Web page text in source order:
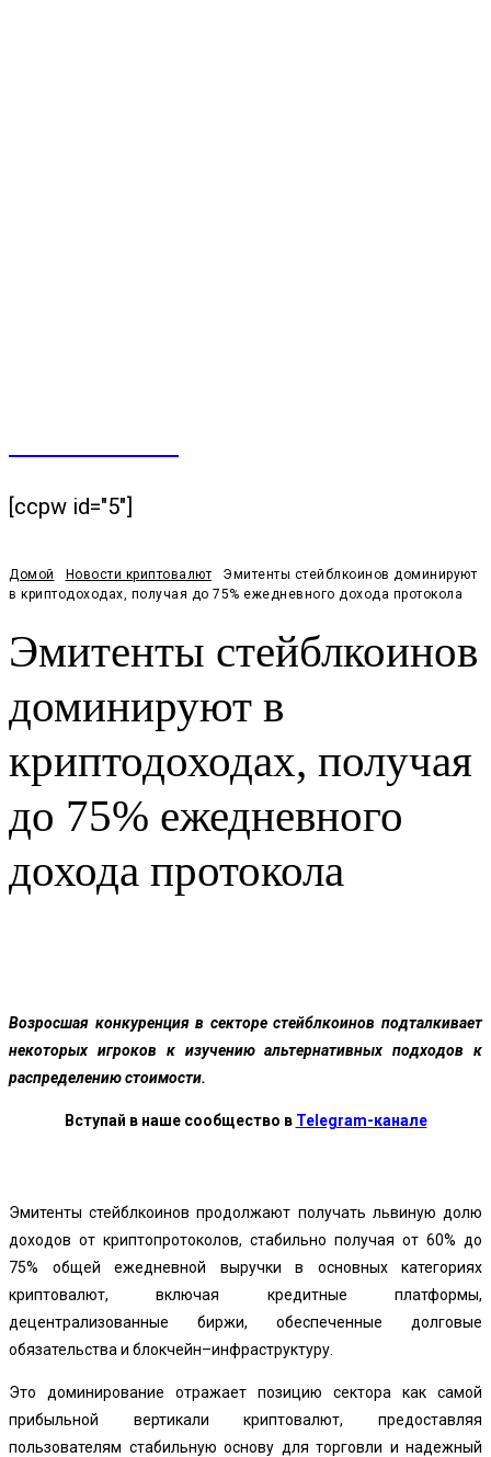
[ccpw id="5"]
Домой Новости криптовалют
Эмитенты стейблкоинов доминируют
в криптодоходах, получая до 75% ежедневного дохода протокола
Эмитенты стейблкоинов
доминируют в
криптодоходах, получая
до 75% ежедневного
дохода протокола
Возросшая конкуренция в секторе стейблкоинов подталкивает
некоторых игроков к изучению альтернативных подходов к
распределению стоимости.
Вступай в наше сообщество в Telegram-канале
Эмитенты стейблкоиновпродолжают получать львиную долю
доходов от криптопротоколов, стабильно получая от 60% до
75% общей ежедневной выручки в основных
категориях
криптовалют, включая кредитные платформы,
децентрализованные
биржи, обеспеченные
долговые
обязательства и блокчейн–инфраструктуру
Это доминирование отражает позицию сектора как самой
прибыльной вертикали криптовалют, предоставляя
пользователям стабильную основу для торговли и надежный